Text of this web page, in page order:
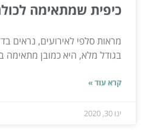
כיפית שמתאימה
מראות סלפי לאירועים, נראים
בגודל מלא, היא כמובן מתאימה
קרא עוד »
ינו 30, 2020